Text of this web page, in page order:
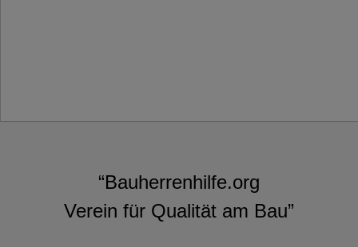
“Bauherrenhilfe.org
Verein für Qualität am Bau”